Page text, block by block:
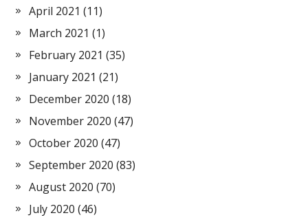
April 2021 (11)
March 2021 (1)
February 2021 (35)
January 2021 (21)
December 2020 (18)
November 2020 (47)
October 2020 (47)
September 2020 (83)
August 2020 (70)
July 2020 (46)